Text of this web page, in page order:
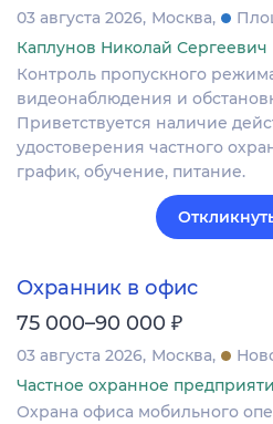
03 августа 2026 Москва
Каплунов Николай Сергеевич
Контроль пропускного
видеонаблюдения и
Приветствуется наличие
удостоверения частного
график, обучение, питание.
Охранник в офис
75 000–90 000 ₽
03 августа 2026 Москва
Частное охранное
Охрана офиса мобильного